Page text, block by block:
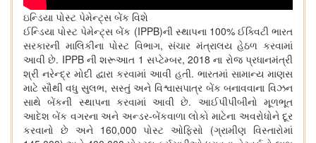
ઇન્ડિયા પોસ્ટ પેમેન્ટ્સ બેંક વિશે
ઈન્ડિયા પોસ્ટ પેમેન્ટ્સ બેંક (IPPB)ની સ્થાપના 100% ઈક્વિટી ભારત
સરકારની માલિકીના પોસ્ટ વિભાગ, સંચાર મંત્રાલય હેઠળ કરવામાં
આવી છે. IPPB ની શરૂઆત 1 સપ્ટેમ્બર, 2018 ના રોજ પ્રધાનમંત્રી
શ્રી નરેન્દ્ર મોદી દ્વારા કરવામાં આવી હતી. ભારતમાં સામાન્ય માણસ
માટે સૌથી વધુ સુલભ, સસ્તું અને વિશ્વાસપાત્ર બેંક બનાવવાના વિઝન
સાથે બેંકની સ્થાપના કરવામાં આવી છે. આઈપીપીબીનો મૂળભૂત
આદેશ બેંક વગરના અને અન્ડર-બેંકવાળા લોકો માટેના અવરોધોને દૂર
કરવાનો છે અને 160,000 પોસ્ટ ઓફિસો (ગ્રામીણ વિસ્તારોમાં